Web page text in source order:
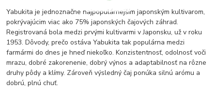
Yabukita je jednoznačne najpopulárnejším japonským kultivarom,
pokrývajúcim viac ako 75% japonských čajových záhrad.
Registrovaná bola medzi prvými kultivarmi v Japonsku, už v roku
1953. Dôvody, prečo ostáva Yabukita tak populárna medzi
farmármi do dnes je hneď niekoľko. Konzistentnosť, odolnosť voči
mrazu, dobré zakorenenie, dobrý výnos a adaptabilnosť na rôzne
druhy pôdy a klímy. Zároveň výsledný čaj ponúka silnú arómu a
dobrú, plnú chuť.